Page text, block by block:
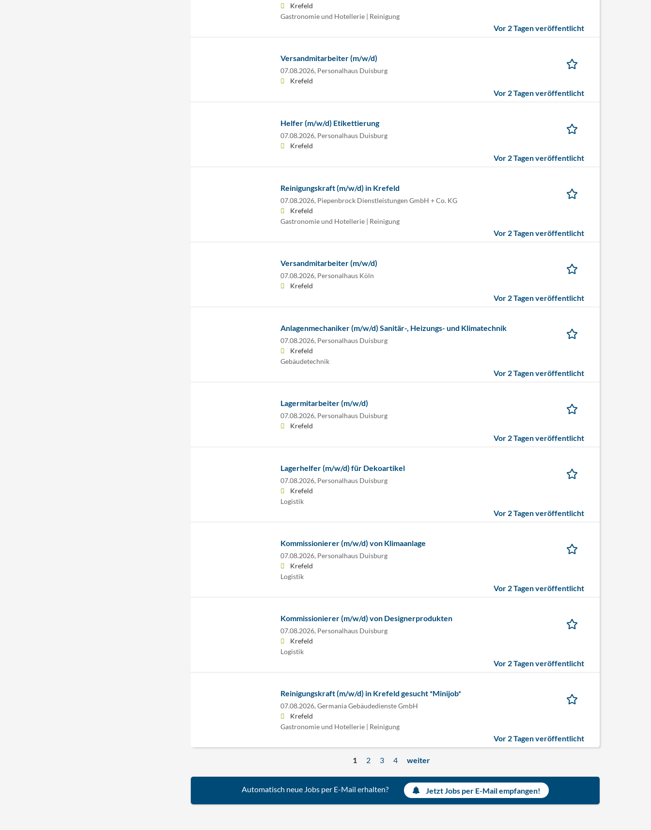
Krefeld
Gastronomie und Hotellerie | Reinigung
Vor 2 Tagen veröffentlicht
Versandmitarbeiter (m/w/d)
07.08.2026, Personalhaus Duisburg
Krefeld
Vor 2 Tagen veröffentlicht
Helfer (m/w/d) Etikettierung
07.08.2026, Personalhaus Duisburg
Krefeld
Vor 2 Tagen veröffentlicht
Reinigungskraft (m/w/d) in Krefeld
07.08.2026, Piepenbrock Dienstleistungen GmbH + Co. KG
Krefeld
Gastronomie und Hotellerie | Reinigung
Vor 2 Tagen veröffentlicht
Versandmitarbeiter (m/w/d)
07.08.2026, Personalhaus Köln
Krefeld
Vor 2 Tagen veröffentlicht
Anlagenmechaniker (m/w/d) Sanitär-, Heizungs- und Klimatechnik
07.08.2026, Personalhaus Duisburg
Krefeld
Gebäudetechnik
Vor 2 Tagen veröffentlicht
Lagermitarbeiter (m/w/d)
07.08.2026, Personalhaus Duisburg
Krefeld
Vor 2 Tagen veröffentlicht
Lagerhelfer (m/w/d) für Dekoartikel
07.08.2026, Personalhaus Duisburg
Krefeld
Logistik
Vor 2 Tagen veröffentlicht
Kommissionierer (m/w/d) von Klimaanlage
07.08.2026, Personalhaus Duisburg
Krefeld
Logistik
Vor 2 Tagen veröffentlicht
Kommissionierer (m/w/d) von Designerprodukten
07.08.2026, Personalhaus Duisburg
Krefeld
Logistik
Vor 2 Tagen veröffentlicht
Reinigungskraft (m/w/d) in Krefeld gesucht *Minijob*
07.08.2026, Germania Gebäudedienste GmbH
Krefeld
Gastronomie und Hotellerie | Reinigung
Vor 2 Tagen veröffentlicht
1 2 3 4 weiter
Automatisch neue Jobs per E-Mail erhalten? Jetzt Jobs per E-Mail empfangen!